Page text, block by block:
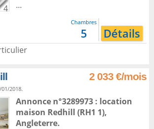
4
...
Chambres
5 Détails
2 033 €/mois
2018.
Annonce n°3289973 : location
maison Redhill (RH1 1),
Angleterre.